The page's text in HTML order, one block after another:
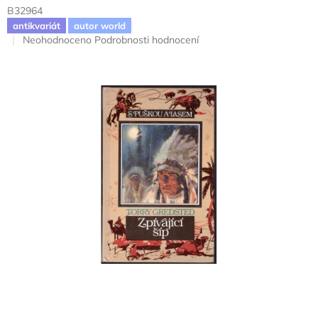
B32964
antikvariát autor world
Průměrné
Neohodnoceno Podrobnosti hodnocení